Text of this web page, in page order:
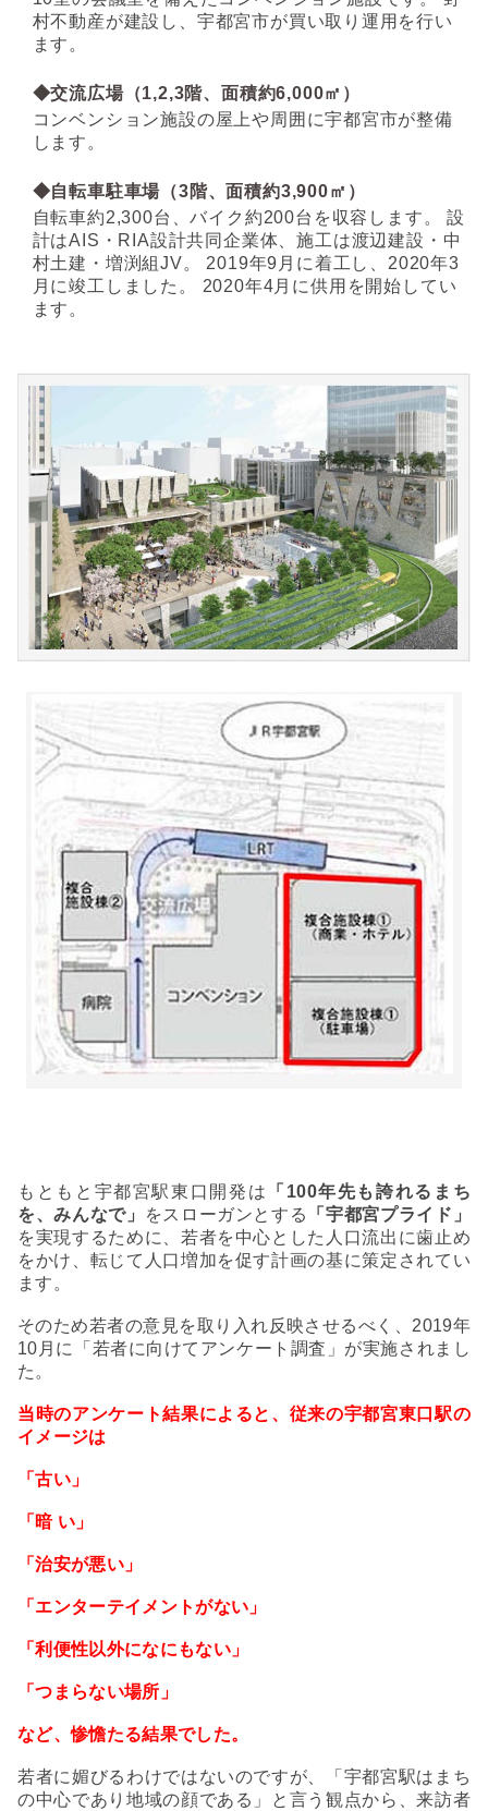
村不動産が建設し、宇都宮市が買い取り運用を行い
ます。
◆交流広場（1,2,3階、面積約6,000㎡）
コンベンション施設の屋上や周囲に宇都宮市が整備
します。
◆自転車駐車場（3階、面積約3,900㎡）
自転車約2,300台、バイク約200台を収容します。
設
計はAIS ・ RIA設計共同企業体、施工は渡辺建設・中
村土建・増渕組JV。 2019年9 月に着工し、 2020年3
月に竣工しました。
2020年4月に供用を開始してい
ます。
もともと宇都宮駅東口開発は 「 100年先も誇れるまち
を、みんなで」
をスローガンとする
「宇都宮プライド」
を実現するために、若者を中心とした人口流出に歯止め
をかけ、転じて人口増加を促す計画の基に策定されてい
ます。
そのため若者の意見を取り入れ反映させるべく、 2019年
10 月に「若者に向けてアンケート調査」が実施されまし
た。
当時のアンケート結果によると、従来の宇都宮東口駅の
イメージは
「古い」
「暗 い」
「治安が悪い」
「エンターテイメントがない」
「利便性以外になにもない」
「つまらない場所」
など、惨憺たる結果でした。
若者に媚びるわけではないのですが、「宇都宮駅はまち
の中心であり地域の顔である」と言う観点から、来訪者